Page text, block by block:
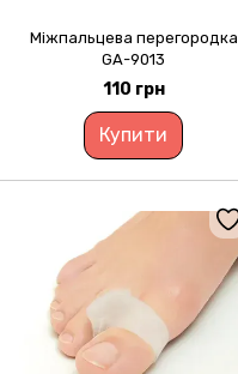
Міжпальцева перегородка
GA-9013
110 грн
Купити